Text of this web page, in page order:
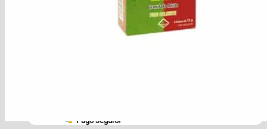
Volver a la tienda
Registrate o Inicia Sesión con:
Pago seguro!